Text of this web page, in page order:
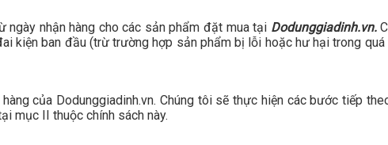
ngày nhận hàng cho các sản phẩm đặt mua tại Dodunggiadinh.vn.
kiện ban đầu (trừ trường hợp sản phẩm bị lỗi hoặc hư hại trong
của Dodunggiadinh.vn. Chúng tôi sẽ thực hiện các bước tiếp
mục II thuộc chính sách này.